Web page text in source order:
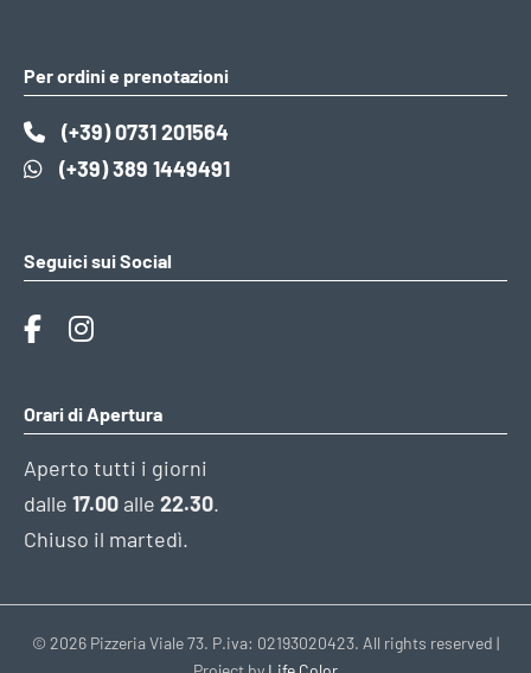
Per ordini e prenotazioni
(+39) 0731 201564
(+39) 389 1449491
Seguici sui Social
Orari di Apertura
Aperto tutti i giorni
dalle 17.00 alle 22.30.
Chiuso il martedì.
© 2026 Pizzeria Viale 73. P.iva: 02193020423. All rights reserved |